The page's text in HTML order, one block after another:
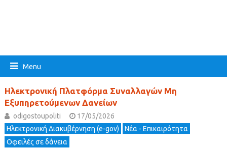
Menu
Ηλεκτρονική Πλατφόρμα Συναλλαγών Μη
Εξυπηρετούμενων Δανείων
odigostoupoliti
17/05/2026
Ηλεκτρονική Διακυβέρνηση (e-gov)
Νέα - Επικαιρότητα
Οφειλές σε δάνεια